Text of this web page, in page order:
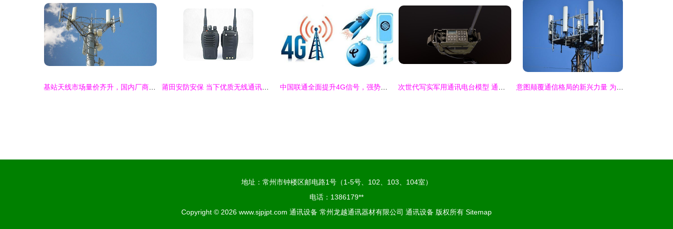
地址：常州市钟楼区邮电路1号（1-5号、102、103、104室）
电话：1386179**
Copyright © 2026 www.sjpjpt.com 通讯设备 常州龙越通讯器材有限公司 通讯设备 版权所有 Sitemap